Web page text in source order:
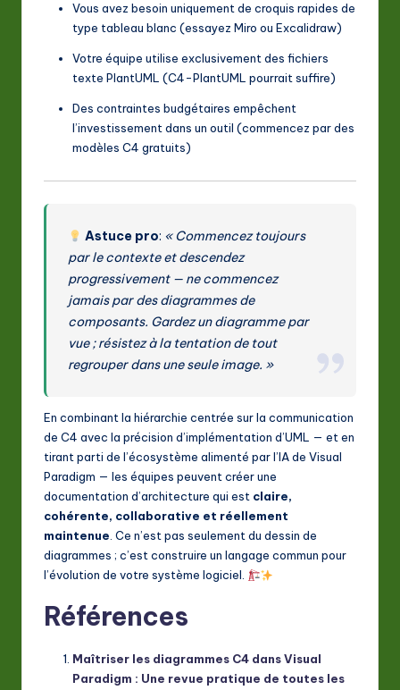
Vous avez besoin uniquement de croquis rapides de
type tableau blanc (essayez Miro ou Excalidraw)
Votre équipe utilise exclusivement des fichiers
texte PlantUML (C4-PlantUML pourrait suffire)
Des contraintes budgétaires empêchent
l’investissement dans un outil (commencez par des
modèles C4 gratuits)
Astuce pro: « Commencez toujours
par le contexte et descendez
progressivement — ne commencez
jamais par des diagrammes de
composants. Gardez un diagramme par
vue ; résistez à la tentation de tout
regrouper dans une seule image. »
En combinant la hiérarchie centrée sur la communication
de C4 avec la précision d’implémentation d’UML — et en
tirant parti de l’écosystème alimenté par l’IA de Visual
Paradigm — les équipes peuvent créer une
documentation d’architecture qui est claire,
cohérente, collaborative et réellement
maintenue. Ce n’est pas seulement du dessin de
diagrammes ; c’est construire un langage commun pour
l’évolution de votre système logiciel.
Références
Maîtriser les diagrammes C4 dans Visual
Paradigm : Une revue pratique de toutes les